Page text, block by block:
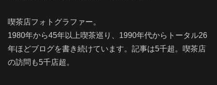
喫茶店フォトグラファー。
1980年から45年以上喫茶巡り、1990年代からトータル26
年ほどブログを書き続けています。記事は5千超。喫茶店
の訪問も5千店超。